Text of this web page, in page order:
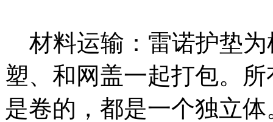
材料运输：雷诺护垫为
塑、和网盖一起打包。
是卷的，都是一个独立